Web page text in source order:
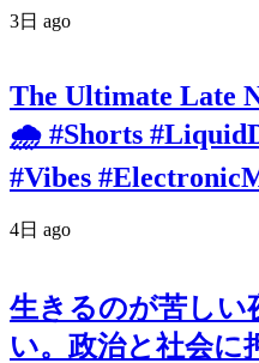
3日 ago
The Ultimate Late
🌧️ #Shorts
#Vibes
4日 ago
生きるのが苦しい
い。政治と社会に